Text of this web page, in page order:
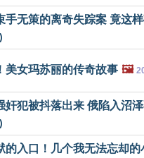
手无策的离奇失踪案 竟这
美女玛苏丽的传奇故事 🖼️
奸犯被抖落出来 俄陷入沼
的入口！几个我无法忘却的